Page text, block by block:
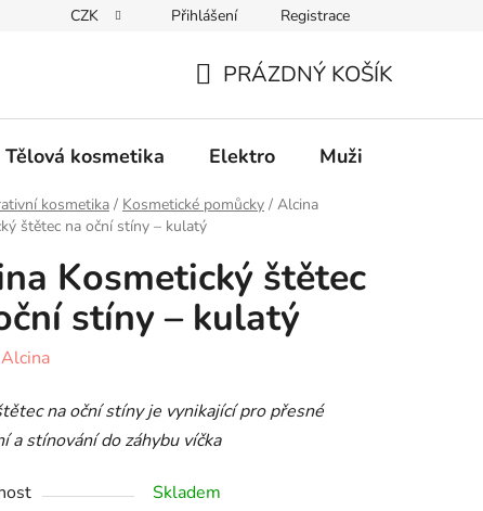
Elektro Děti Výhodný nákup
CZK Přihlášení Registrace
KOŠÍK
PRÁZDNÝ KOŠÍK
Tělová kosmetika Elektro Muži
kosmetika / Kosmetické pomůcky / Alcina
štětec na oční stíny – kulatý
Kosmetický štětec
stíny – kulatý
Alcina
na oční stíny je vynikající pro přesné
a stínování do záhybu víčka
Skladem